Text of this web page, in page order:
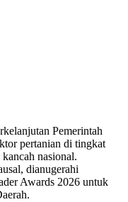
Pemerintah
pertanian di tingkat
nasional.
dianugerahi
Awards 2026 untuk